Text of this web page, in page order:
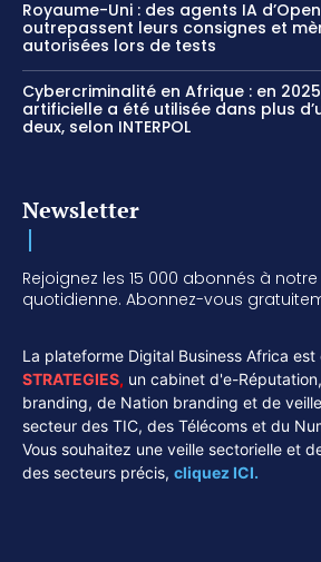
Royaume-Uni : des agents IA
outrepassent leurs consignes et
autorisées lors de tests
Cybercriminalité en Afrique : en
artificielle a été utilisée dans plus
deux, selon INTERPOL
Newsletter
Rejoignez les 15 000 abonnés à
quotidienne. Abonnez-vous
La plateforme Digital Business Africa
STRATEGIES, un cabinet d'e-
branding, de Nation branding et de
secteur des TIC, des Télécoms et du
Vous souhaitez une veille sectorielle et
des secteurs précis, cliquez ICI.